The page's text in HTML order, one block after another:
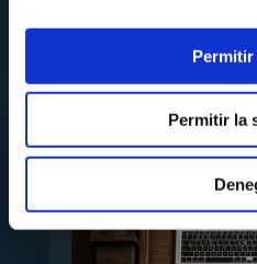
Permitir
Permitir la